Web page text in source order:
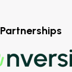
Partnerships